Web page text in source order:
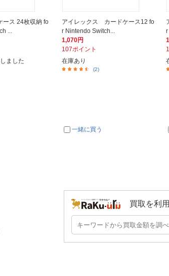
ス 24枚収納 fo
...
ました
アイレックス カードケース12 fo
r Nintendo Switch...
1,070円
107ポイント
在庫あり
(2)
一緒に買う
r
買取を利